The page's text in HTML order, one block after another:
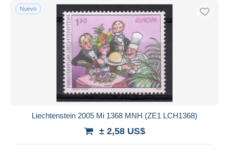
Nuevo
Liechtenstein 2005 Mi 1368 MNH (ZE1 LCH1368)
± 2,58 US$